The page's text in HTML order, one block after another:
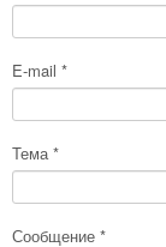
E-mail *
Тема*
Сообщение *